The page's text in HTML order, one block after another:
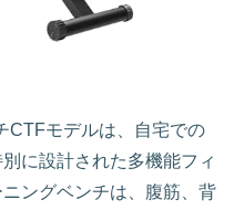
CTFモデルは、自宅での
に設計された多機能フィ
ングベンチは、腹筋、背